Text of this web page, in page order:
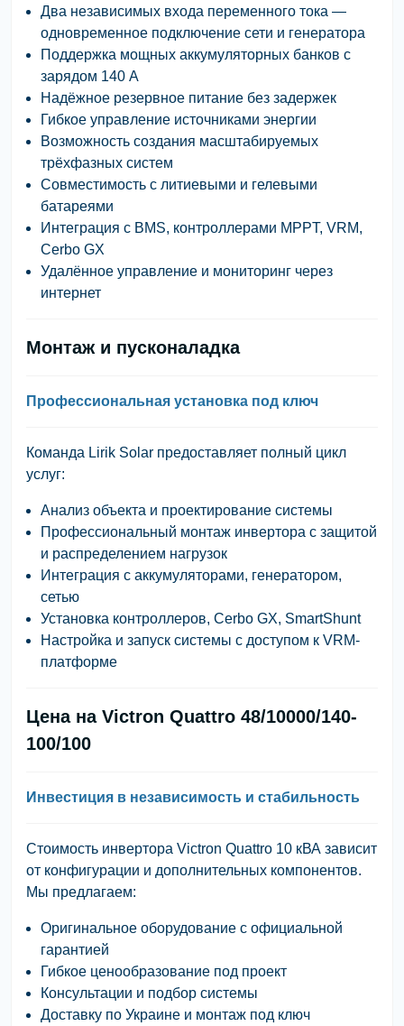
Два независимых входа переменного тока —
одновременное подключение сети и генератора
Поддержка мощных аккумуляторных банков с
зарядом 140 А
Надёжное резервное питание без задержек
Гибкое управление источниками энергии
Возможность создания масштабируемых
трёхфазных систем
Совместимость с литиевыми и гелевыми
батареями
Интеграция с BMS, контроллерами MPPT, VRM,
Cerbo GX
Удалённое управление и мониторинг через
интернет
Монтаж и пусконаладка
Профессиональная установка под ключ
Команда Lirik Solar предоставляет полный цикл
услуг:
Анализ объекта и проектирование системы
Профессиональный монтаж инвертора с защитой
и распределением нагрузок
Интеграция с аккумуляторами, генератором,
сетью
Установка контроллеров, Cerbo GX, SmartShunt
Настройка и запуск системы с доступом к VRM-
платформе
Цена на Victron Quattro 48/10000/140-
100/100
Инвестиция в независимость и стабильность
Стоимость инвертора Victron Quattro 10 кВА зависит
от конфигурации и дополнительных компонентов.
Мы предлагаем:
Оригинальное оборудование с официальной
гарантией
Гибкое ценообразование под проект
Консультации и подбор системы
Доставку по Украине и монтаж под ключ